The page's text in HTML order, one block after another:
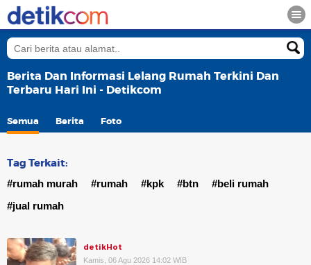
Berita Dan Informasi Lelang Rumah Terkini Dan
Terbaru Hari Ini - Detikcom
Semua Berita Foto
Tag Terkait:
#rumah murah #rumah #kpk #btn
#beli rumah
#jual rumah
detikHot
Kamis, 06 Agu 2026 14:02 WIB